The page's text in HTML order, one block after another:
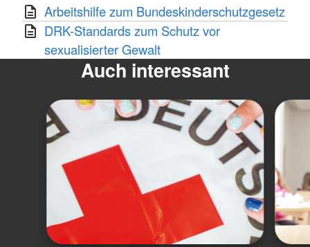
Arbeitshilfe zum Bundeskinderschutzgesetz
DRK-Standards zum Schutz vor
sexualisierter Gewalt
Auch interessant